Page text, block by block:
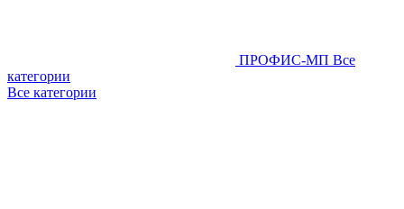
ПРОФИС-МП Все
категории
Все категории